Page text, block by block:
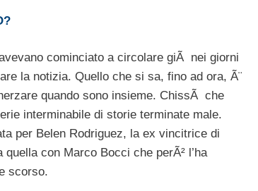
cominciato a circolare giÃ nei giorni
la notizia. Quello che si sa, fino ad ora, Ã¨
quando sono insieme. ChissÃ che
interminabile di storie terminate male.
per Belen Rodriguez, la ex vincitrice di
con Marco Bocci che perÃ² l’ha
scorso.